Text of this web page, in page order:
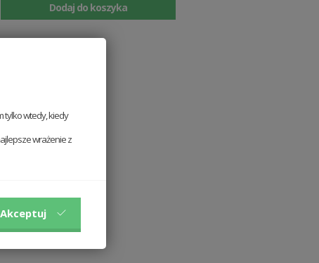
Dodaj do koszyka
tylko wtedy, kiedy
wrażenie z
Akceptuj